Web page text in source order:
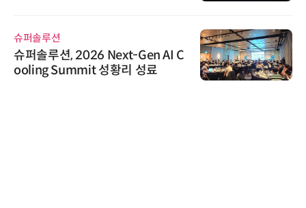
슈퍼솔루션
슈퍼솔루션, 2026 Next-Gen AI C
ooling Summit 성황리 성료